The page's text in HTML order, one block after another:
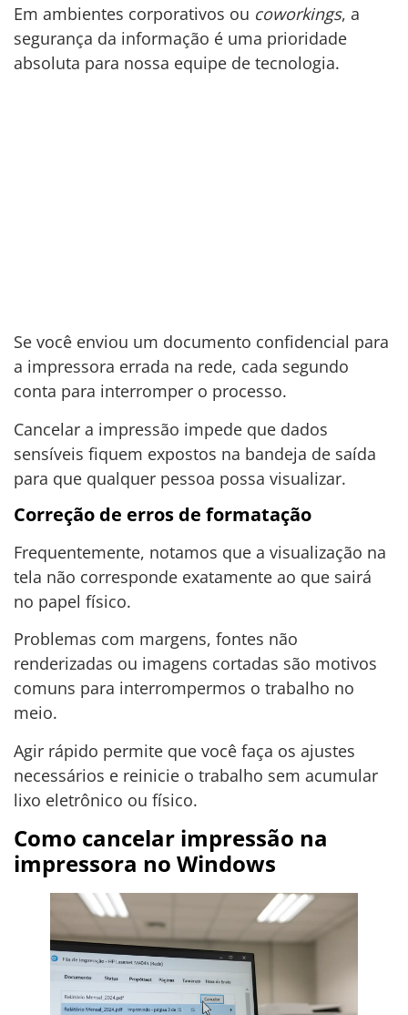
Em ambientes corporativos ou coworkings, a
segurança da informação é uma prioridade
absoluta para nossa equipe de tecnologia.
Se você enviou um documento confidencial para
a impressora errada na rede, cada segundo
conta para interromper o processo.
Cancelar a impressão impede que dados
sensíveis fiquem expostos na bandeja de saída
para que qualquer pessoa possa visualizar.
Correção de erros de formatação
Frequentemente, notamos que a visualização na
tela não corresponde exatamente ao que sairá
no papel físico.
Problemas com margens, fontes não
renderizadas ou imagens cortadas são motivos
comuns para interrompermos o trabalho no
meio.
Agir rápido permite que você faça os ajustes
necessários e reinicie o trabalho sem acumular
lixo eletrônico ou físico.
Como cancelar impressão na
impressora no Windows